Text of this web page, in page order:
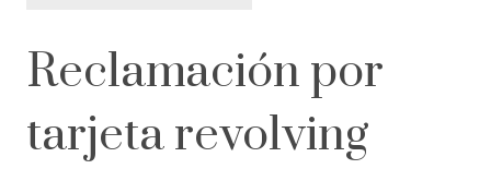
Reclamación por
tarjeta revolving